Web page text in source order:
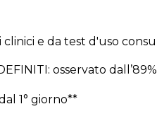
e da test d'uso
osservato
1° giorno**